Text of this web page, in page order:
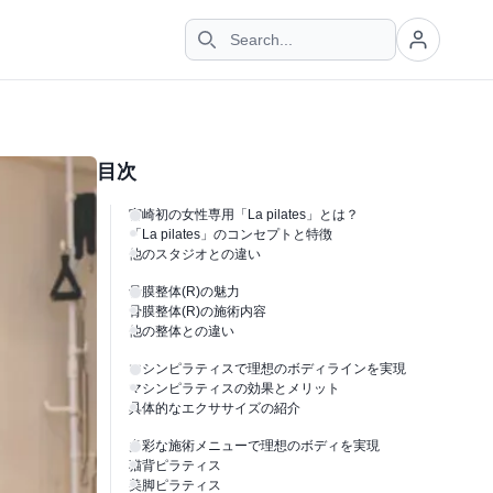
目次
宮崎初の女性専用「La pilates」とは？
「La pilates」のコンセプトと特徴
他のスタジオとの違い
骨膜整体(R)の魅力
骨膜整体(R)の施術内容
他の整体との違い
マシンピラティスで理想のボディラインを実現
マシンピラティスの効果とメリット
具体的なエクササイズの紹介
多彩な施術メニューで理想のボディを実現
猫背ピラティス
美脚ピラティス